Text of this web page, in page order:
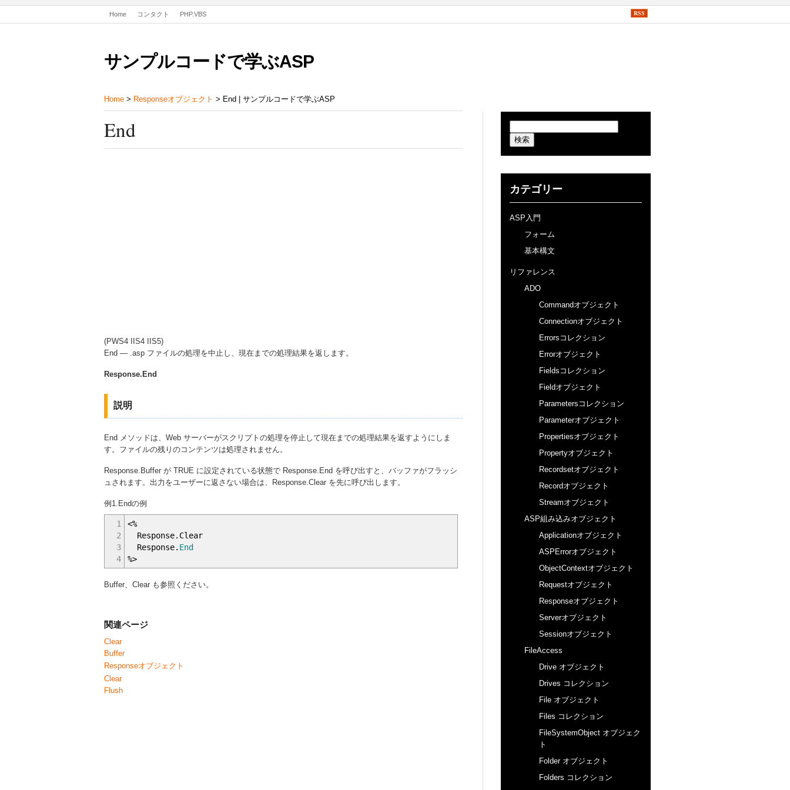
Home コンタクト PHP.VBS RSS
サンプルコードで学ぶASP
Home > Responseオブジェクト > End | サンプルコードで学ぶASP
End
(PWS4 IIS4 IIS5)
End — .asp ファイルの処理を中止し、現在までの処理結果を返します。
Response.End
説明
End メソッドは、Web サーバーがスクリプトの処理を停止して現在までの処理結果を返すようにしま
す。ファイルの残りのコンテンツは処理されません。
Response.Buffer が TRUE に設定されている状態で Response.End を呼び出すと、バッファがフラッシ
ュされます。出力をユーザーに返さない場合は、Response.Clear を先に呼び出します。
例1.Endの例
1
2
3
4
<%
Response.Clear
Response. End
%>
Buffer、Clear も参照ください。
関連ページ
Clear
Buffer
Responseオブジェクト
Clear
Flush
カテゴリー
ASP入門
フォーム
基本構文
リファレンス
ADO
Commandオブジェクト
Connectionオブジェクト
Errorsコレクション
Errorオブジェクト
Fieldsコレクション
Fieldオブジェクト
Parametersコレクション
Parameterオブジェクト
Propertiesオブジェクト
Propertyオブジェクト
Recordsetオブジェクト
Recordオブジェクト
Streamオブジェクト
ASP組み込みオブジェクト
Applicationオブジェクト
ASPErrorオブジェクト
ObjectContextオブジェクト
Requestオブジェクト
Responseオブジェクト
Serverオブジェクト
Sessionオブジェクト
FileAccess
Drive オブジェクト
Drives コレクション
File オブジェクト
Files コレクション
FileSystemObject オブジェク
ト
Folder オブジェクト
Folders コレクション